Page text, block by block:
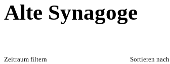
Alte Synagoge
Zeitraum filtern Sortieren nach